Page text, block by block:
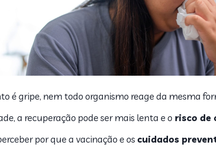
é gripe, nem todo organismo reage da mesma
a recuperação pode ser mais lenta e o risco de
por que a vacinação e os cuidados